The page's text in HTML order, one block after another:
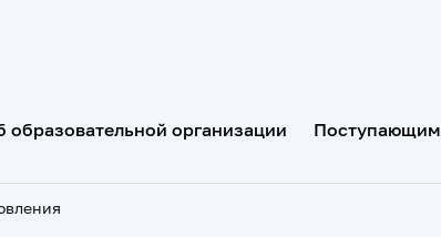
образовательной организации Поступающим